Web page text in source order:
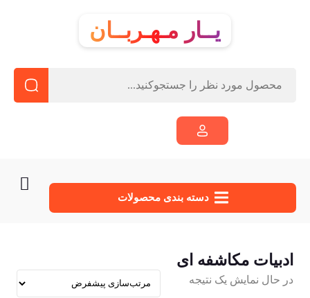
یــار مـهـربــان
دسته‌ بندی محصولات
ادبیات مکاشفه ای
در حال نمایش یک نتیجه